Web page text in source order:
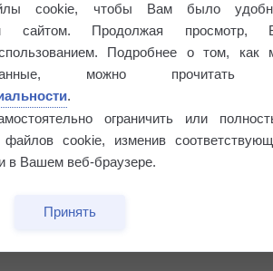
cookie, чтобы Вам было
сайтом. Продолжая просмотр,
Подробнее о том, как
можно прочитать
.
ограничить или
файлов cookie, изменив
в Вашем веб-браузере.
Принять